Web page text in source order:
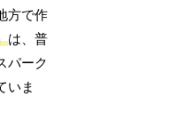
方で作
は、普
パーク
いま